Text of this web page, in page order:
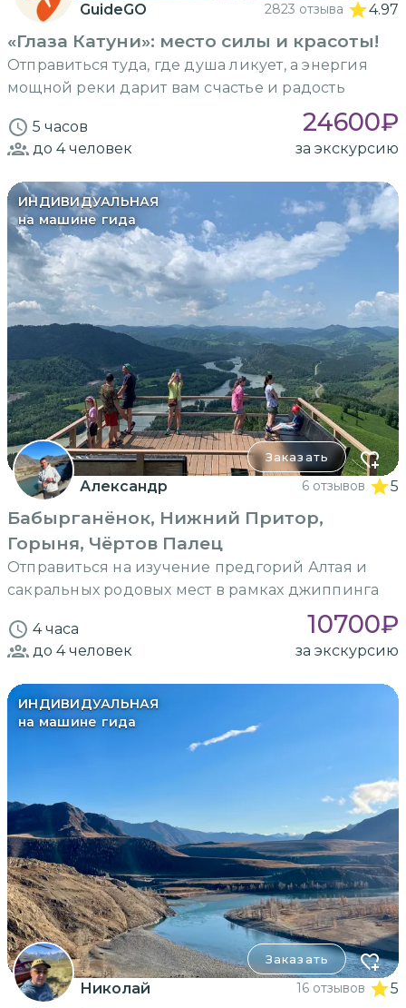
GuideGO 2823 отзыва 4.97
«Глаза Катуни»: место силы и красоты!
Отправиться туда, где душа ликует, а энергия
мощной реки дарит вам счастье и радость
5 часов 24600₽
до 4человек за экскурсию
ИНДИВИДУАЛЬНАЯ
на машине гида
Заказать
Александр 6 отзывов 5
Бабырганёнок, Нижний Притор,
Горыня, Чёртов Палец
Отправиться на изучение предгорий Алтая и
сакральных родовых мест в рамках джиппинга
4 часа 10700₽
до 4человек за экскурсию
ИНДИВИДУАЛЬНАЯ
на машине гида
Заказать
Николай 16 отзывов 5